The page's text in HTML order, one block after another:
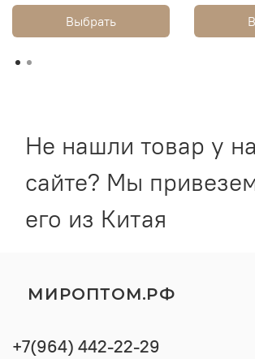
Выбрать
Не нашли товар у
сайте? Мы
его из Китая
МИРОПТОМ.РФ
+7(964) 442-22-29